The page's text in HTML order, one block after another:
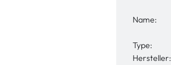
Name:
Type:
Hersteller: